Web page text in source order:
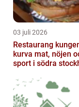
03 juli 2026
Restaurang
kurva mat, nöjen och
sport i södra